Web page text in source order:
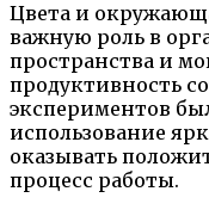
Цвета и
важную роль в
пространства и
продуктивность
экспериментов
использование
оказывать
процесс работы.